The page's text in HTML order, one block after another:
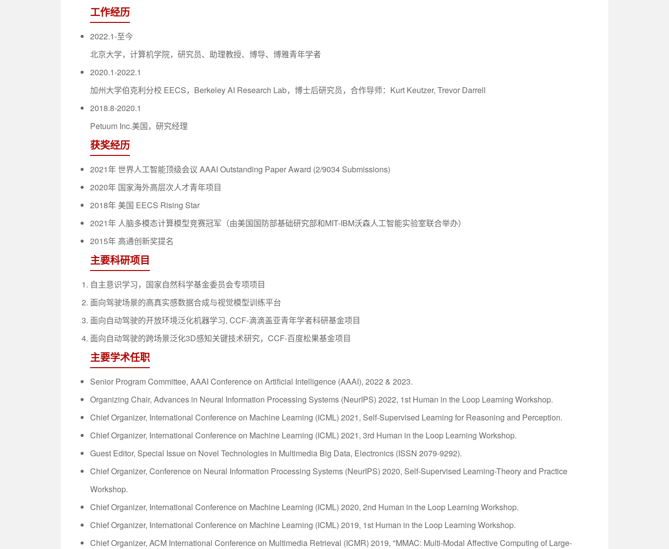
工作经历
2022.1-至今
北京大学，计算机学院，研究员、助理教授、博导、博雅青年学者
2020.1-2022.1
加州大学伯克利分校 EECS，Berkeley AI Research Lab，博士后研究员，合作导师：Kurt Keutzer, Trevor Darrell
2018.8-2020.1
Petuum Inc.美国，研究经理
获奖经历
2021年 世界人工智能顶级会议 AAAI Outstanding Paper Award (2/9034 Submissions)
2020年 国家海外高层次人才青年项目
2018年 美国 EECS Rising Star
2021年 人脑多模态计算模型竞赛冠军（由美国国防部基础研究部和MIT-IBM沃森人工智能实验室联合举办）
2015年 高通创新奖提名
主要科研项目
自主意识学习，国家自然科学基金委员会专项项目
面向驾驶场景的高真实感数据合成与视觉模型训练平台
面向自动驾驶的开放环境泛化机器学习, CCF-滴滴盖亚青年学者科研基金项目
面向自动驾驶的跨场景泛化3D感知关键技术研究，CCF-百度松果基金项目
主要学术任职
Senior Program Committee, AAAI Conference on Artificial Intelligence (AAAI), 2022 & 2023.
Organizing Chair, Advances in Neural Information Processing Systems (NeurIPS) 2022, 1st Human in the Loop Learning Workshop.
Chief Organizer, International Conference on Machine Learning (ICML) 2021, Self-Supervised Learning for Reasoning and Perception.
Chief Organizer, International Conference on Machine Learning (ICML) 2021, 3rd Human in the Loop Learning Workshop.
Guest Editor, Special Issue on Novel Technologies in Multimedia Big Data, Electronics (ISSN 2079-9292).
Chief Organizer, Conference on Neural Information Processing Systems (NeurIPS) 2020, Self-Supervised Learning-Theory and Practice
Workshop.
Chief Organizer, International Conference on Machine Learning (ICML) 2020, 2nd Human in the Loop Learning Workshop.
Chief Organizer, International Conference on Machine Learning (ICML) 2019, 1st Human in the Loop Learning Workshop.
Chief Organizer, ACM International Conference on Multimedia Retrieval (ICMR) 2019, "MMAC: Multi-Modal Affective Computing of Large-